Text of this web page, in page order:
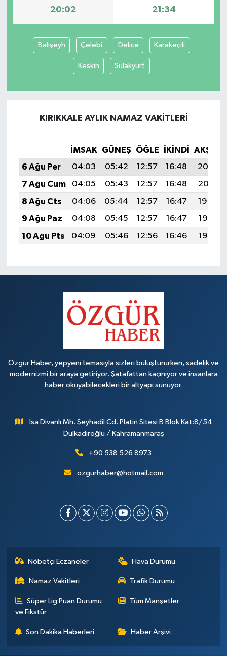
20:02 21:34
Balışeyh Çelebi Delice Karakeçili
Keskin Sulakyurt
KIRIKKALE AYLIK NAMAZ VAKITLERI
İMSAK GÜNEŞ ÖĞLE İKINDI
AKŞAM
6 Ağu Per
04:03 05:42 12:57 16:48
20:02
7 Ağu Cum
04:05 05:43 12:57 16:48
20:01
8 Ağu Cts
04:06 05:44 12:57 16:47
19:59
9 Ağu Paz
04:08 05:45 12:57 16:47
19:58
10 Ağu Pts
04:09 05:46 12:56 16:46 19:57
Özgür Haber, yepyeni temasıyla sizleri buluştururken, sadelik ve
modernizmi bir araya getiriyor. Şatafattan kaçınıyor ve insanlara
haber okuyabilecekleri bir altyapı sunuyor.
İsa Divanlı Mh. Şeyhadil Cd. Platin Sitesi B Blok Kat:8/54
Dulkadiroğlu / Kahramanmaraş
+90 538 526 8973
ozgurhaber@hotmail.com
Nöbetçi Eczaneler Hava Durumu
Namaz Vakitleri Trafik Durumu
Süper Lig Puan Durumu
ve Fikstür
Tüm Manşetler
Son Dakika Haberleri Haber Arşivi